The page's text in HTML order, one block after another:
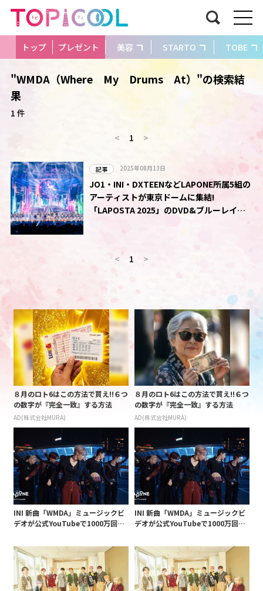
トップ プレゼント 美容 STARTO TOBE
"WMDA（Where My Drums At）"の検索結
果
1 件
< 1 >
記事 2025年08月13日
JO1・INI・DXTEENなどLAPONE所属5組の
アーティストが東京ドームに集結!
「LAPOSTA 2025」のDVD&ブルーレイが
< 1 >
８月のロト6はこの方法で買え!!６つ
の数字が『完全一致』する方法
AD(株式会社MURA)
８月のロト6はこの方法で買え!!６つ
の数字が『完全一致』する方法
AD(株式会社MURA)
INI 新曲「WMDA」ミュージックビ
デオが公式YouTubeで1000万回再
INI 新曲「WMDA」ミュージックビ
デオが公式YouTubeで1000万回再